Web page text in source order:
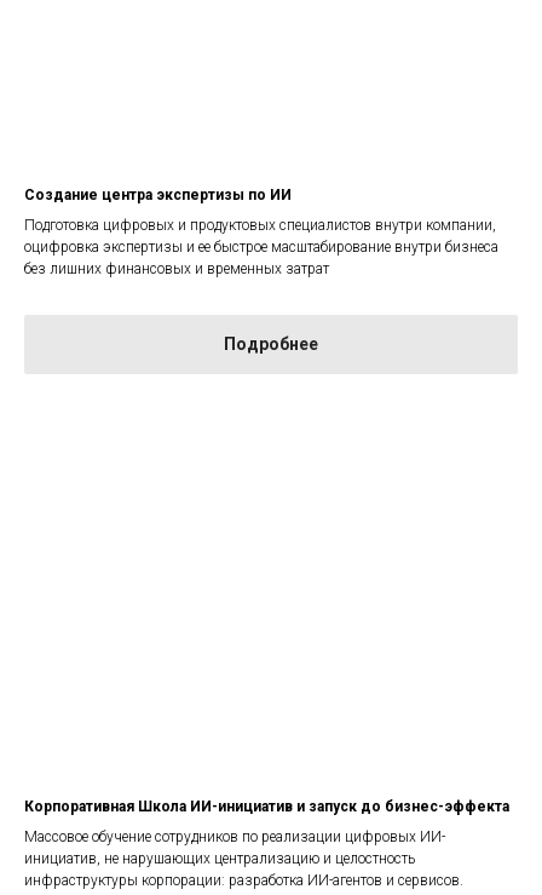
Создание центра экспертизы по ИИ
Подготовка цифровых и продуктовых специалистов внутри компании,
оцифровка экспертизы и ее быстрое масштабирование внутри бизнеса
без лишних финансовых и временных затрат
Подробнее
Корпоративная Школа ИИ-инициатив и запуск до бизнес-эффекта
Массовое обучение сотрудников по реализации цифровых ИИ-
инициатив, не нарушающих централизацию и целостность
инфраструктуры корпорации: разработка ИИ-агентов и сервисов.